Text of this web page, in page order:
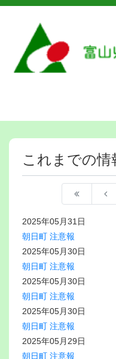
これまでの情
2025年05月31日
朝日町 注意報
2025年05月30日
朝日町 注意報
2025年05月30日
朝日町 注意報
2025年05月30日
朝日町 注意報
2025年05月29日
朝日町 注意報